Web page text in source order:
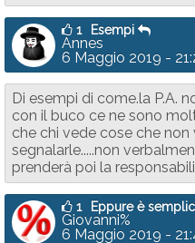
1 Esempi
Annes
6 Maggio 2019 -
Di esempi di come.la P.A.
con il buco ce ne sono
che chi vede cose che
segnalarle.....non
prenderà poi la
1 Eppure è
Giovanni%
6 Maggio 2019 -